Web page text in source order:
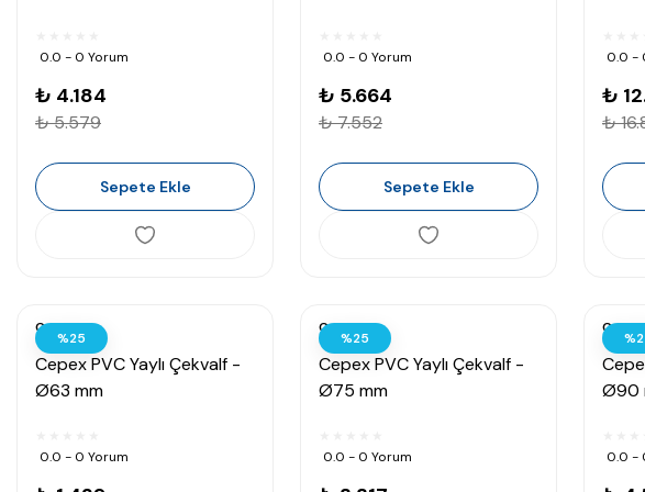
0.0 - 0 Yorum
₺ 4.184
₺ 5.579
Sepete Ekle
0.0 - 0 Yorum
₺ 5.664
₺ 7.552
Sepete Ekle
0.0 -
₺
₺
%25
Cepex
Cepex PVC Yaylı Çekvalf -
Ø63 mm
0.0 - 0 Yorum
%25
Cepex
Cepex PVC Yaylı Çekvalf -
Ø75 mm
0.0 - 0 Yorum
Cepex
Ø90
0.0 -